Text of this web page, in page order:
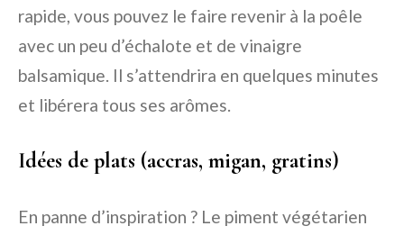
rapide, vous pouvez le faire revenir à la poêle
avec un peu d’échalote et de vinaigre
balsamique. Il s’attendrira en quelques minutes
et libérera tous ses arômes.
Idées de plats (accras, migan, gratins)
En panne d’inspiration ? Le piment végétarien